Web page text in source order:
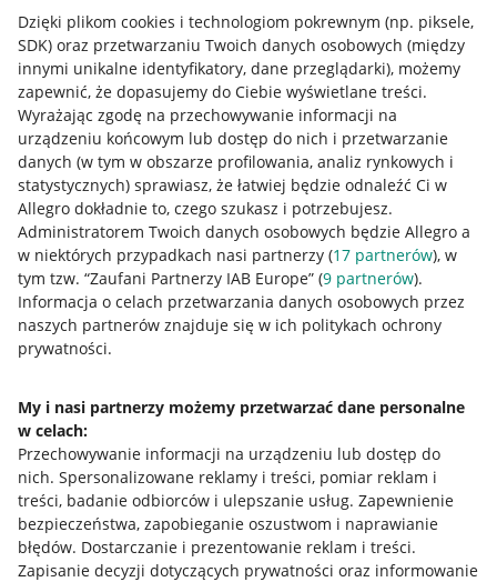
Dzięki plikom cookies i technologiom pokrewnym (np. piksele,
SDK) oraz przetwarzaniu Twoich danych osobowych (między
innymi unikalne identyfikatory, dane przeglądarki), możemy
zapewnić, że dopasujemy do Ciebie wyświetlane treści.
Wyrażając zgodę na przechowywanie informacji na
urządzeniu końcowym lub dostęp do nich i przetwarzanie
danych (w tym w obszarze profilowania, analiz rynkowych i
statystycznych) sprawiasz, że łatwiej będzie odnaleźć Ci w
Allegro dokładnie to, czego szukasz i potrzebujesz.
Administratorem Twoich danych osobowych będzie Allegro a
w niektórych przypadkach nasi partnerzy (17 partnerów), w
tym tzw. “Zaufani Partnerzy IAB Europe” (9 partnerów).
Informacja o celach przetwarzania danych osobowych przez
naszych partnerów znajduje się w ich politykach ochrony
prywatności.
My i nasi partnerzy możemy przetwarzać dane personalne
w celach:
Przechowywanie informacji na urządzeniu lub dostęp do
nich. Spersonalizowane reklamy i treści, pomiar reklam i
treści, badanie odbiorców i ulepszanie usług. Zapewnienie
bezpieczeństwa, zapobieganie oszustwom i naprawianie
błędów. Dostarczanie i prezentowanie reklam i treści.
Zapisanie decyzji dotyczących prywatności oraz informowanie
Przydatne informacje
Jak to działa
Allegro Gadane dla sprzedających
Allegro Gadane dla kupujących
Mapa miejscowości
Informacje prawne